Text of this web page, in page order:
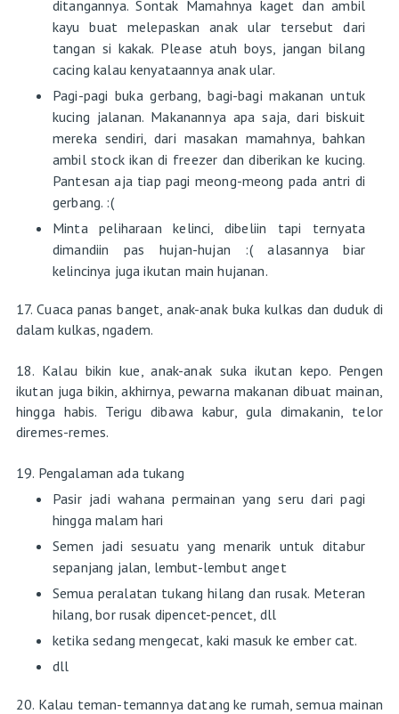
ditangannya. Sontak Mamahnya kaget dan ambil
kayu buat melepaskan anak ular tersebut dari
tangan si kakak. Please atuh boys, jangan bilang
cacing kalau kenyataannya anak ular.
Pagi-pagi buka gerbang, bagi-bagi makanan untuk
kucing jalanan. Makanannya apa saja, dari biskuit
mereka sendiri, dari masakan mamahnya, bahkan
ambil stock ikan di freezer dan diberikan ke kucing.
Pantesan aja tiap pagi meong-meong pada antri di
gerbang. :(
Minta peliharaan kelinci, dibeliin tapi ternyata
dimandiin pas hujan-hujan :( alasannya biar
kelincinya juga ikutan main hujanan.
17. Cuaca panas banget, anak-anak buka kulkas dan duduk di
dalam kulkas, ngadem.
18. Kalau bikin kue, anak-anak suka ikutan kepo. Pengen
ikutan juga bikin, akhirnya, pewarna makanan dibuat mainan,
hingga habis. Terigu dibawa kabur, gula dimakanin, telor
diremes-remes.
19. Pengalaman ada tukang
Pasir jadi wahana permainan yang seru dari pagi
hingga malam hari
Semen jadi sesuatu yang menarik untuk ditabur
sepanjang jalan, lembut-lembut anget
Semua peralatan tukang hilang dan rusak. Meteran
hilang, bor rusak dipencet-pencet, dll
ketika sedang mengecat, kaki masuk ke ember cat.
dll
20. Kalau teman-temannya datang ke rumah, semua mainan